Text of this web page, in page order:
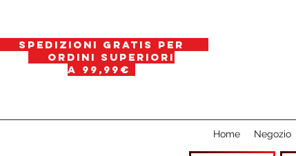
spedizioni gratis per
ordini superiori
a 99,99€
Home Negozio